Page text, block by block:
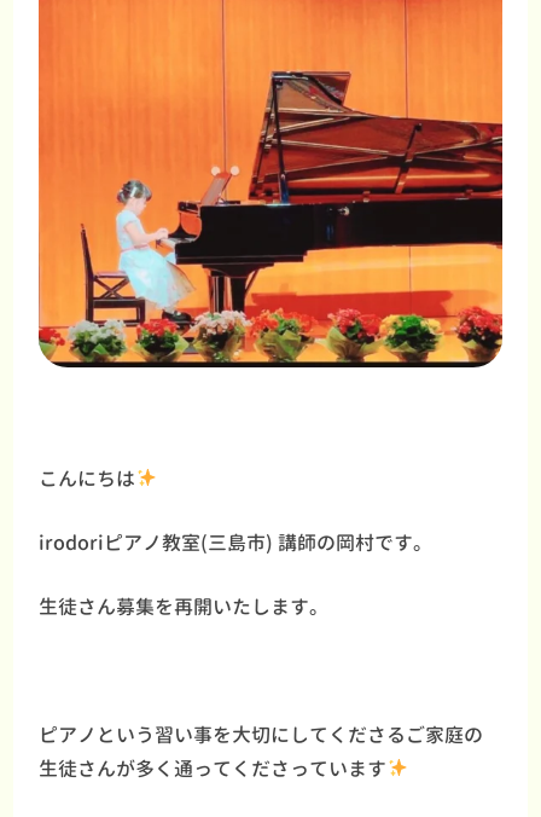
こんにちは
irodoriピアノ教室(三島市) 講師の岡村です。
生徒さん募集を再開いたします。
ピアノという習い事を大切にしてくださるご家庭の
生徒さんが多く通ってくださっています